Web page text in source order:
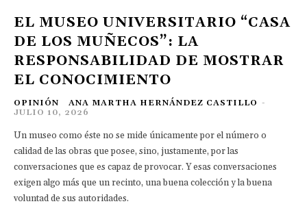
EL MUSEO UNIVERSITARIO “CASA
DE LOS MUÑECOS”: LA
RESPONSABILIDAD DE MOSTRAR
EL CONOCIMIENTO
OPINIÓN ANA MARTHA HERNÁNDEZ CASTILLO -
JULIO 10, 2026
Un museo como éste no se mide únicamente por el número o
calidad de las obras que posee, sino, justamente, por las
conversaciones que es capaz de provocar. Y esas conversaciones
exigen algo más que un recinto, una buena colección y la buena
voluntad de sus autoridades.